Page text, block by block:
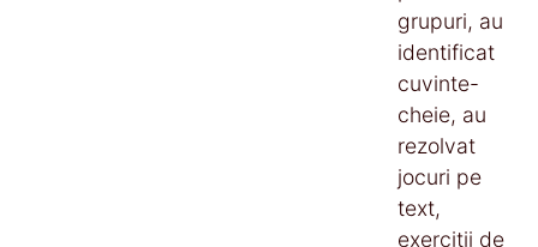
grupuri, au
identificat
cuvinte-
cheie, au
rezolvat
jocuri pe
text,
exerciții de